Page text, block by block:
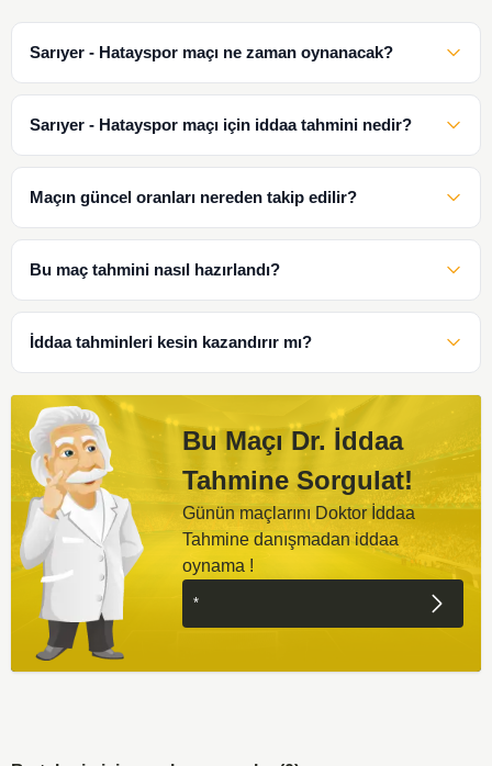
Sarıyer - Hatayspor maçı ne zaman oynanacak?
Sarıyer - Hatayspor maçı için iddaa tahmini nedir?
Maçın güncel oranları nereden takip edilir?
Bu maç tahmini nasıl hazırlandı?
İddaa tahminleri kesin kazandırır mı?
Bu Maçı Dr. İddaa
Tahmine Sorgulat!
Günün maçlarını Doktor İddaa
Tahmine danışmadan iddaa
oynama !